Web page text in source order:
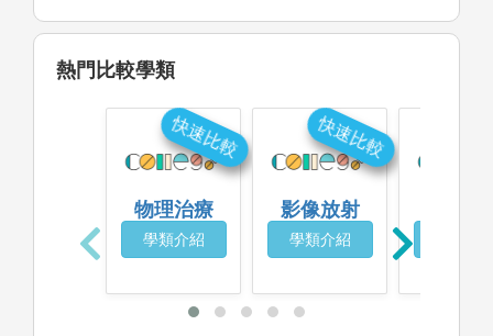
熱門比較學類
物理治療
學類介紹
快速比較
影像放射
學類介紹
快速比較